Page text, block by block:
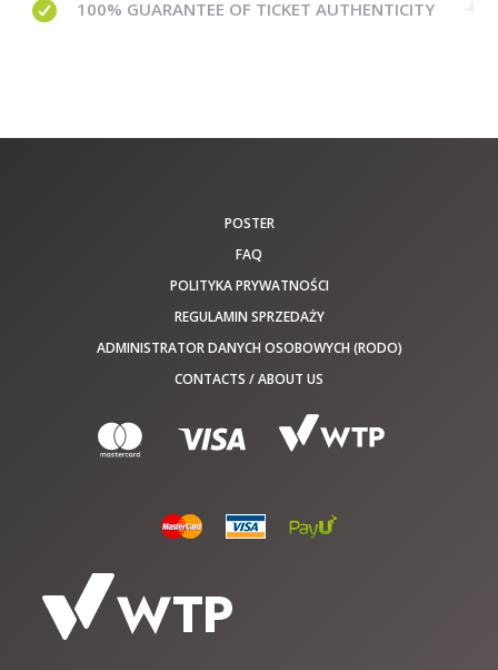
100% GUARANTEE OF TICKET AUTHENTICITY
POSTER
FAQ
POLITYKA PRYWATNOŚCI
REGULAMIN SPRZEDAŻY
ADMINISTRATOR DANYCH OSOBOWYCH (RODO)
CONTACTS / ABOUT US